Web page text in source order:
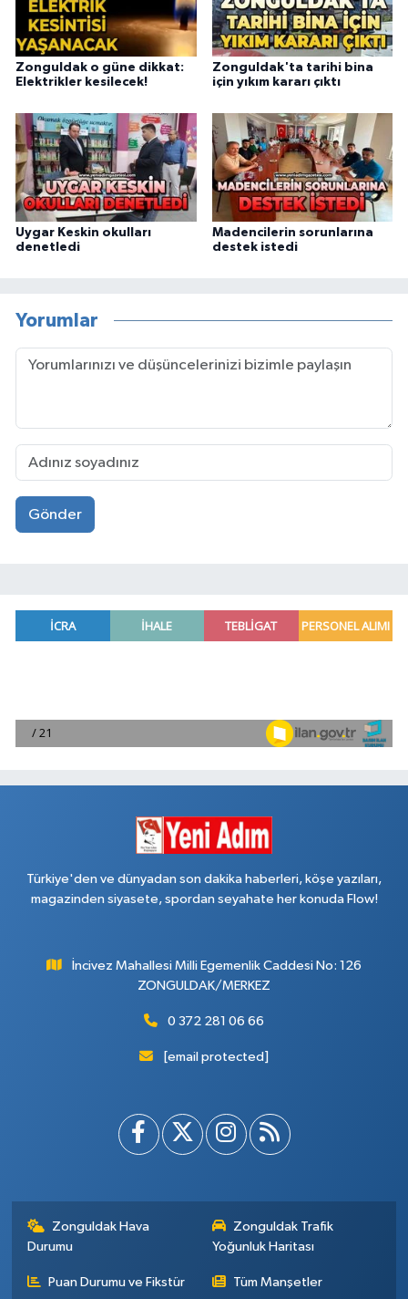
Zonguldak o güne dikkat:
Elektrikler kesilecek!
Zonguldak'ta tarihi bina
için yıkım kararı çıktı
Uygar Keskin okulları
denetledi
Madencilerin sorunlarına
destek istedi
Yorumlar
Gönder
Türkiye'den ve dünyadan son dakika haberleri, köşe yazıları,
magazinden siyasete, spordan seyahate her konuda Flow!
İncivez Mahallesi Milli Egemenlik Caddesi No: 126
ZONGULDAK/MERKEZ
0 372 281 06 66
[email protected]
Zonguldak Hava
Durumu
Zonguldak Trafik
Yoğunluk Haritası
Puan Durumu ve Fikstür Tüm Manşetler